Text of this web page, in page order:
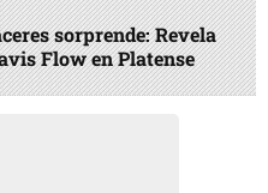
sorprende: Revela
Flow en Platense